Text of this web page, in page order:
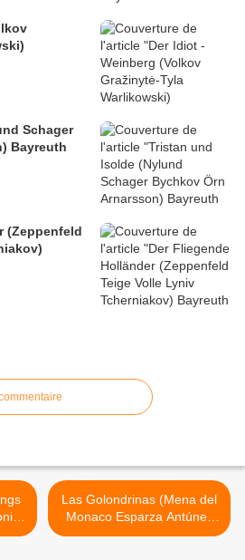
Schager
Bayreuth
(Zeppenfeld
Las Golondrinas (Mena del
Monaco Esparza Antúnez
San Martín) Teatro La